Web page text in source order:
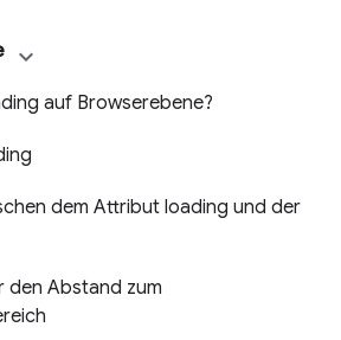
auf Browserebene?
dem Attribut loading und der
den Abstand zum